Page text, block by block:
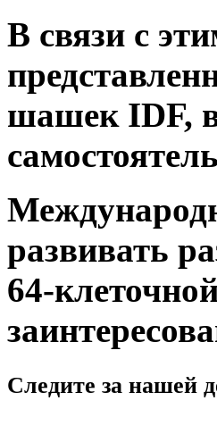
В связи с
шашек IDF,
развивать
64-
Следите за нашей